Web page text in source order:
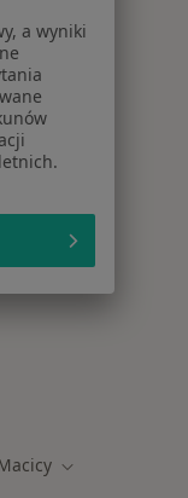
Warszawy
Zmień miasto
a wyniki